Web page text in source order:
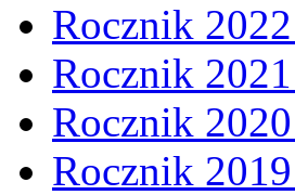
Rocznik
Rocznik
Rocznik
Rocznik